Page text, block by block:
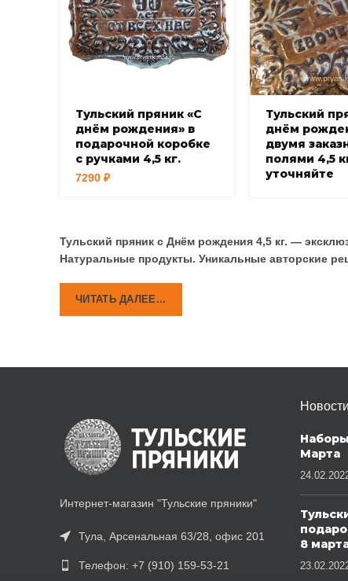
Тульский пряник «С
днём рождения» в
подарочной коробке
с ручками 4,5 кг.
7290 ₽
Тульский
днём
двумя
полями 4,5
уточняйте
Тульский пряник с Днём рождения 4,5 кг. —
Натуральные продукты. Уникальные авторские
Интернет-магазин "Тульские пряники"
Тула, Арсенальная 63/28, офис 201
Телефон: +7 (910) 159-53-21
Новости
Марта
8